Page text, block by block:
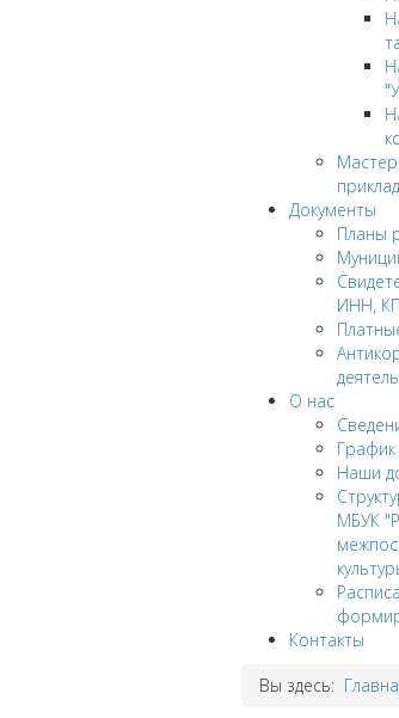
Документы
Планы
ИНН,
О нас
Наши
МБУК
Контакты
Вы здесь: